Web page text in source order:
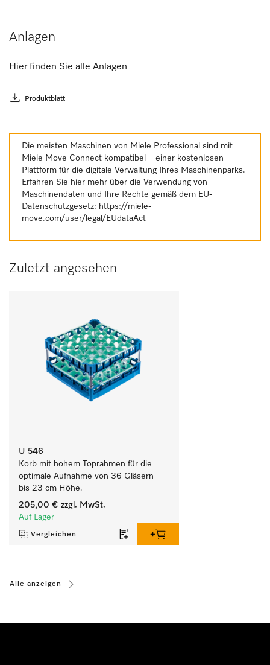
Anlagen
Hier finden Sie alle Anlagen
Produktblatt
Die meisten Maschinen von Miele Professional sind mit
Miele Move Connect kompatibel – einer kostenlosen
Plattform für die digitale Verwaltung Ihres Maschinenparks.
Erfahren Sie hier mehr über die Verwendung von
Maschinendaten und Ihre Rechte gemäß dem EU-
Datenschutzgesetz: https://miele-
move.com/user/legal/EUdataAct
Zuletzt angesehen
U 546
Korb mit hohem Toprahmen für die
optimale Aufnahme von 36 Gläsern
bis 23 cm Höhe.
205,00 € zzgl. MwSt.
Auf Lager
Vergleichen
Alle anzeigen